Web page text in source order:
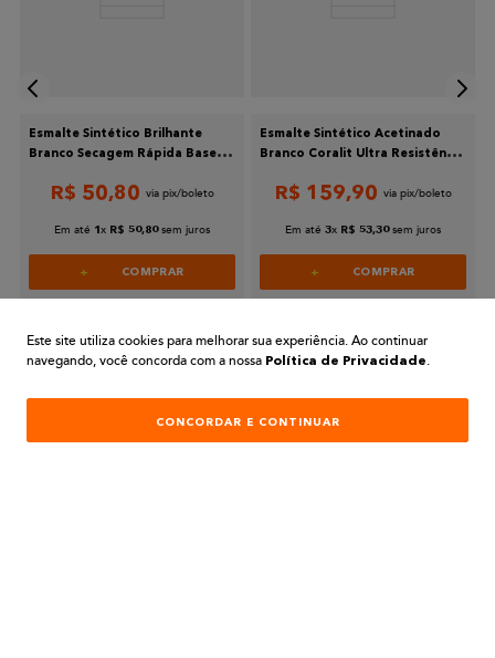
Enviar avaliação
Esmalte Sintético Brilhante
Branco Secagem Rápida Base
R$ 50,80
Em até 1 x R$ 50,80 sem juros
COMPRAR
Esmalte Sintético Acetinado
Branco Coralit Ultra Resistência
R$ 159,90
Em até 3x R$ 53,30 sem juros
COMPRAR
PREÇOS EXCLUSIVOSPARA COMPRAS REALIZADAS NO SITE
Este site utiliza cookies para melhorar sua experiência. Ao continuar
navegando, você concorda com a nossa Política de Privacidade.
CONCORDAR E CONTINUAR